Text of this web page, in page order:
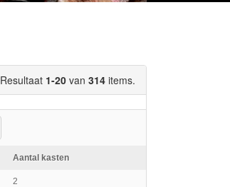
Resultaat 1-20 van 314 items.
Aantal kasten
2